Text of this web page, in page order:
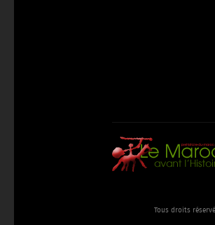
Tous droits